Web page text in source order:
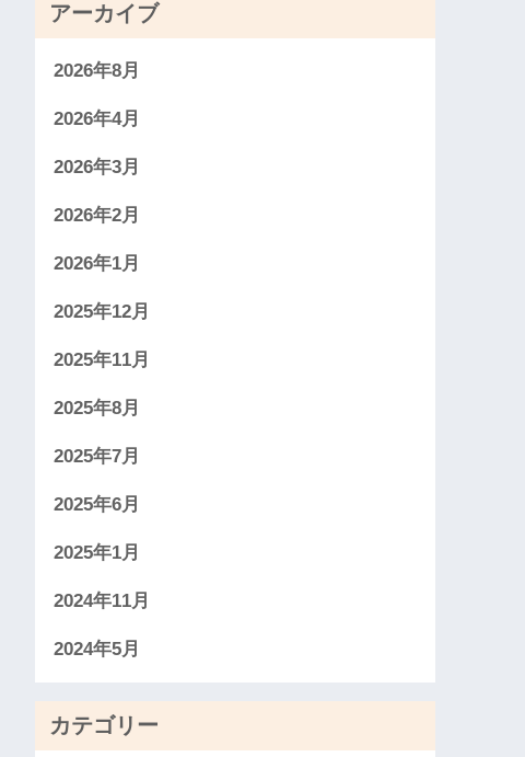
アーカイブ
2026年8月
2026年4月
2026年3月
2026年2月
2026年1月
2025年12月
2025年11月
2025年8月
2025年7月
2025年6月
2025年1月
2024年11月
2024年5月
カテゴリー